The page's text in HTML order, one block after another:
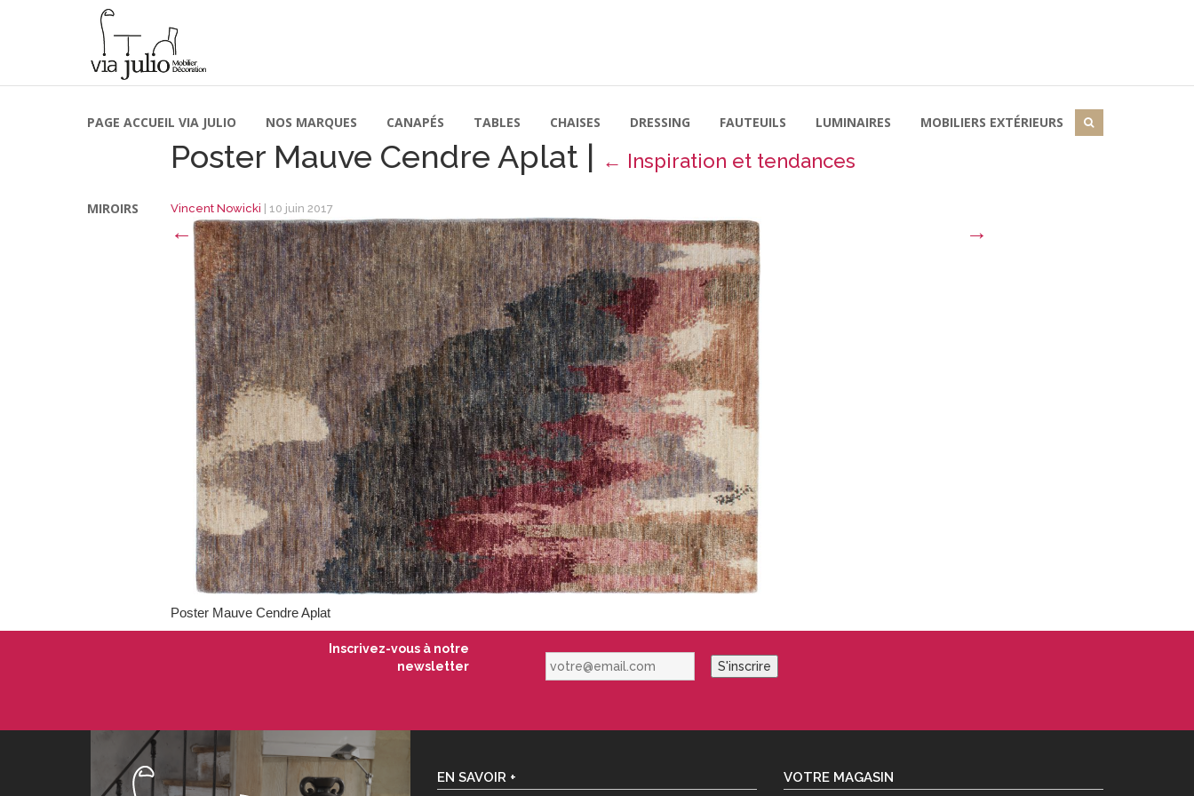
PAGE ACCUEIL VIA JULIO NOS MARQUES CANAPÉS TABLES CHAISES DRESSING FAUTEUILS LUMINAIRES MOBILIERS EXTÉRIEURS
MIROIRS
Poster Mauve Cendre Aplat | ← Inspiration et tendances
Vincent Nowicki 10 juin 2017
← →
Poster Mauve Cendre Aplat
Inscrivez-vous à notre
newsletter
votre@email.com S'inscrire
EN SAVOIR + VOTRE MAGASIN